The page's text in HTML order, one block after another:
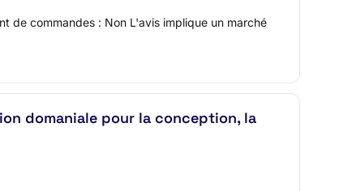
de commandes : Non L'avis implique un marché
domaniale pour la conception, la